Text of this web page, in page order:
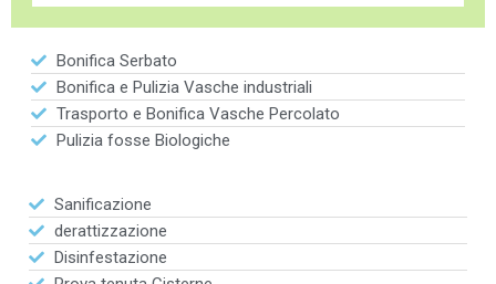
Bonifica Serbato
Bonifica e Pulizia Vasche industriali
Trasporto e Bonifica Vasche Percolato
Pulizia fosse Biologiche
Sanificazione
derattizzazione
Disinfestazione